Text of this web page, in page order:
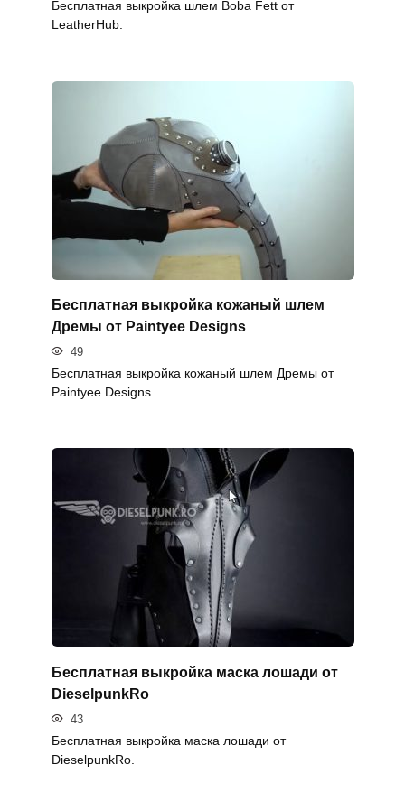
Бесплатная выкройка шлем Boba Fett от
LeatherHub.
Бесплатная выкройка кожаный шлем
Дремы от Paintyee Designs
49
Бесплатная выкройка кожаный шлем Дремы от
Paintyee Designs.
Бесплатная выкройка маска лошади от
DieselpunkRo
43
Бесплатная выкройка маска лошади от
DieselpunkRo.